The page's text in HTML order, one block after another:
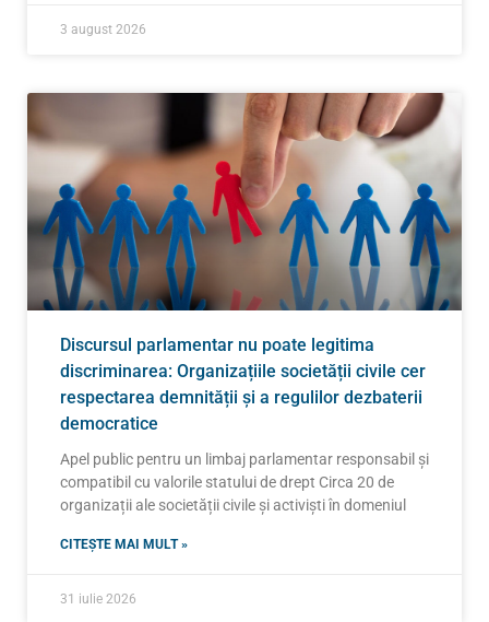
3 august 2026
Discursul parlamentar nu poate legitima
discriminarea: Organizațiile societății civile cer
respectarea demnității și a regulilor dezbaterii
democratice
Apel public pentru un limbaj parlamentar responsabil și
compatibil cu valorile statului de drept Circa 20 de
organizații ale societății civile și activiști în domeniul
CITEȘTE MAI MULT »
31 iulie 2026